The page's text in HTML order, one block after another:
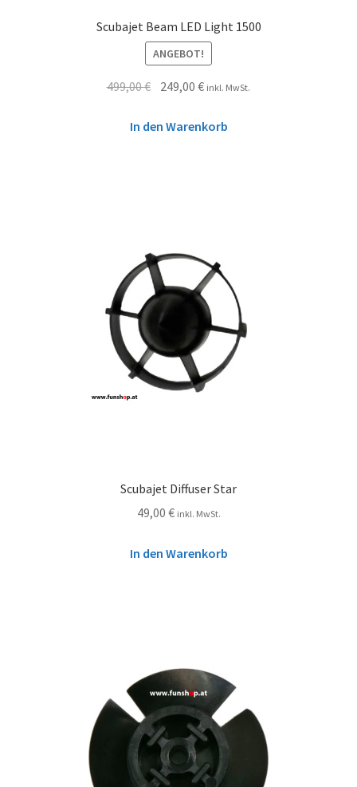
Scubajet Beam LED Light 1500
ANGEBOT!
499,00€ 249,00€ inkl. MwSt.
In den Warenkorb
Scubajet Diffuser Star
49,00 € inkl. MwSt.
In den Warenkorb